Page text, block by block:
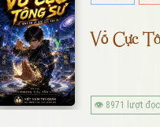
Võ Cực
👁 8971 lượt đọc